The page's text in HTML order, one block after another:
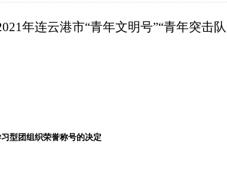
年连云港市“青年文明号”“青年突击
型团组织荣誉称号的决定